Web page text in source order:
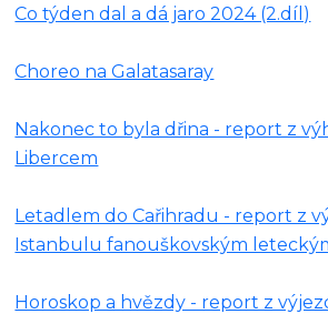
Co týden dal a dá jaro 2024 (2.díl)
Choreo na Galatasaray
Nakonec to byla dřina - report z
Libercem
Letadlem do Cařihradu - report z
Istanbulu fanouškovským
Horoskop a hvězdy - report z